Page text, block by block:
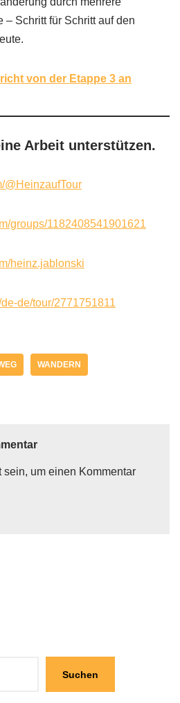
– Schritt für Schritt auf den
von der Etappe 3 an
Arbeit unterstützen.
@HeinzaufTour
groups/1182408541901621
heinz.jablonski
de/tour/2771751811
WANDERN
sein, um einen Kommentar
Suchen